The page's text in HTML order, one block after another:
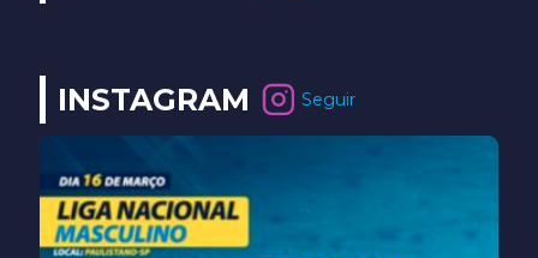
INSTAGRAM Seguir